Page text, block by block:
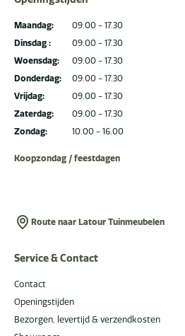
Maandag:
Dinsdag :
Woensdag:
Donderdag:
Vrijdag:
Zaterdag:
Zondag:
09.00 - 17.30
09.00 - 17.30
09.00 - 17.30
09.00 - 17.30
09.00 - 17.30
09.00 - 17.30
10.00 - 16.00
Koopzondag / feestdagen
Route naar Latour Tuinmeubelen
Service & Contact
Contact
Openingstijden
Bezorgen, levertijd & verzendkosten